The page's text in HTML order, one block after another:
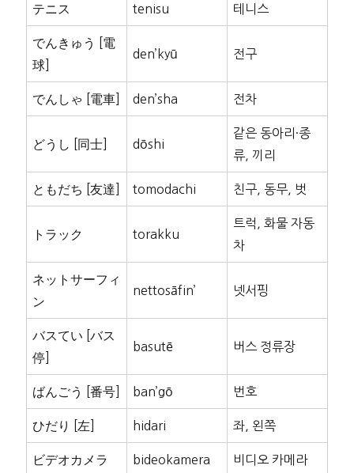
テニス tenisu 테니스
でんきゅう [電
球]
den’kyū 전구
でんしゃ [電車] den’sha 전차
どうし [同士] dōshi
같은 동아리·종
류, 끼리
ともだち [友達] tomodachi 친구, 동무, 벗
トラック torakku
트럭, 화물 자동
차
ネットサーフィ
ン
nettosāfin’ 넷서핑
バスてい [バス
停]
basutē 버스 정류장
ばんごう [番号] ban’gō 번호
ひだり [左] hidari 좌, 왼쪽
ビデオカメラ bideokamera 비디오 카메라